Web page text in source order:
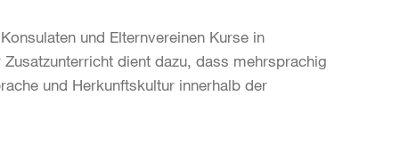
und Elternvereinen Kurse in
dient dazu, dass mehrsprachig
und Herkunftskultur innerhalb der